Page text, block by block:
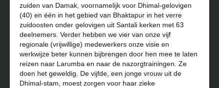
zuiden van Damak, voornamelijk voor Dhimal-gelovigen
(40) en één in het gebied van Bhaktapur in het verre
zuidoosten onder gelovigen uit Santali kerken met 63
deelnemers. Verder hebben we vier van onze vijf
regionale (vrijwillige) medewerkers onze visie en
werkwijze beter kunnen bijbrengen door hen mee te laten
reizen naar Larumba en naar de nazorgtrainingen. Ze
doen het geweldig. De vijfde, een jonge vrouw uit de
Dhimal-stam, moest zorgen voor haar zieke